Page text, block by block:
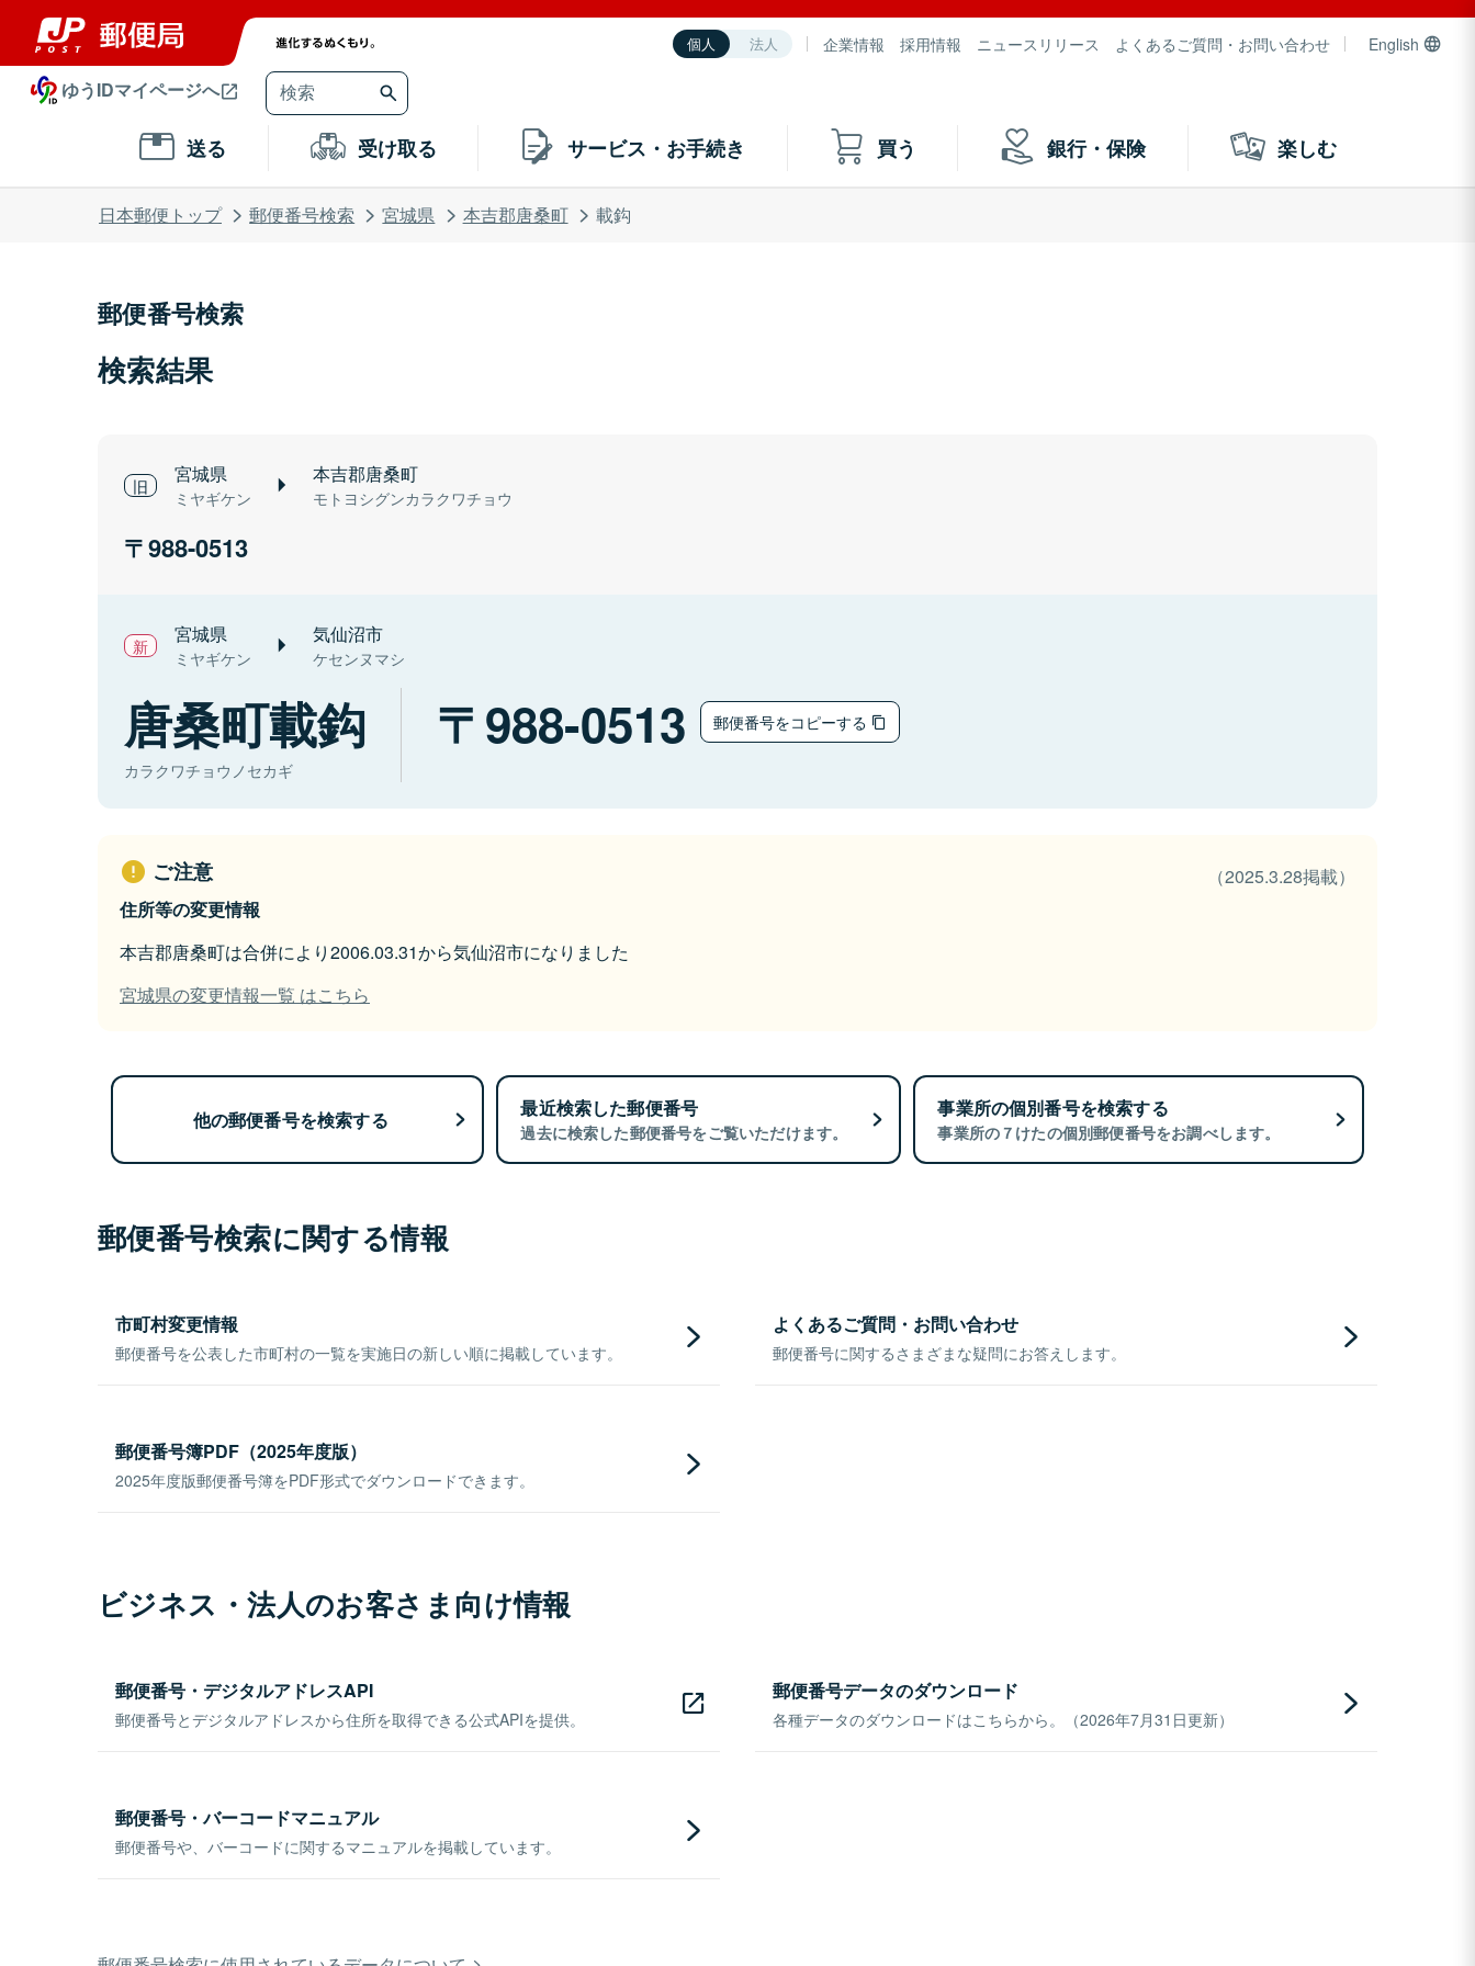
個人 法人 企業情報 採用情報 ニュースリリース よくあるご質問・お問い合わせ English
ゆうIDマイページへ
送る 受け取る サービス・お手続き 買う 銀行・保険 楽しむ
日本郵便トップ 郵便番号検索 宮城県 本吉郡唐桑町 載鈎
郵便番号検索
検索結果
宮城県
ミヤギケン
本吉郡唐桑町
モトヨシグンカラクワチョウ
988-0513
宮城県
ミヤギケン
気仙沼市
ケセンヌマシ
唐桑町載鈎
カラクワチョウノセカギ
988-0513 郵便番号をコピーする
ご注意
（2025.3.28掲載）
住所等の変更情報
本吉郡唐桑町は合併により2006.03.31から気仙沼市になりました
宮城県の変更情報一覧 はこちら
他の郵便番号を検索する 最近検索した郵便番号
過去に検索した郵便番号をご覧いただけます。
事業所の個別番号を検索する
事業所の７けたの個別郵便番号をお調べします。
郵便番号検索に関する情報
市町村変更情報
郵便番号を公表した市町村の一覧を実施日の新しい順に掲載しています。
よくあるご質問・お問い合わせ
郵便番号に関するさまざまな疑問にお答えします。
郵便番号簿PDF（2025年度版）
2025年度版郵便番号簿をPDF形式でダウンロードできます。
ビジネス・法人のお客さま向け情報
郵便番号・デジタルアドレスAPI
郵便番号とデジタルアドレスから住所を取得できる公式APIを提供。
郵便番号データのダウンロード
各種データのダウンロードはこちらから。（2026年7月31日更新）
郵便番号・バーコードマニュアル
郵便番号や、バーコードに関するマニュアルを掲載しています。